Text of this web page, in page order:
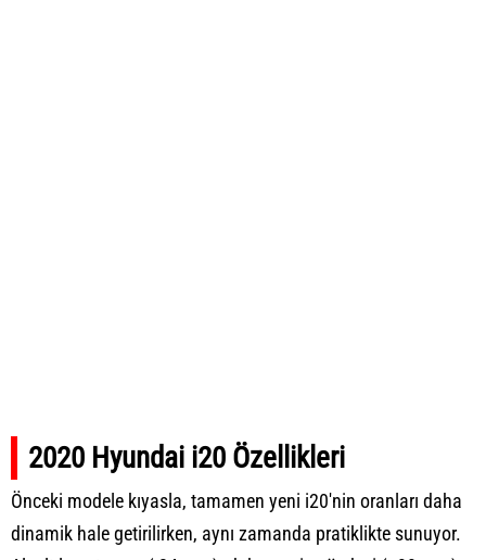
2020 Hyundai i20 Özellikleri
Önceki modele kıyasla, tamamen yeni i20'nin oranları daha
dinamik hale getirilirken, aynı zamanda pratiklikte sunuyor.